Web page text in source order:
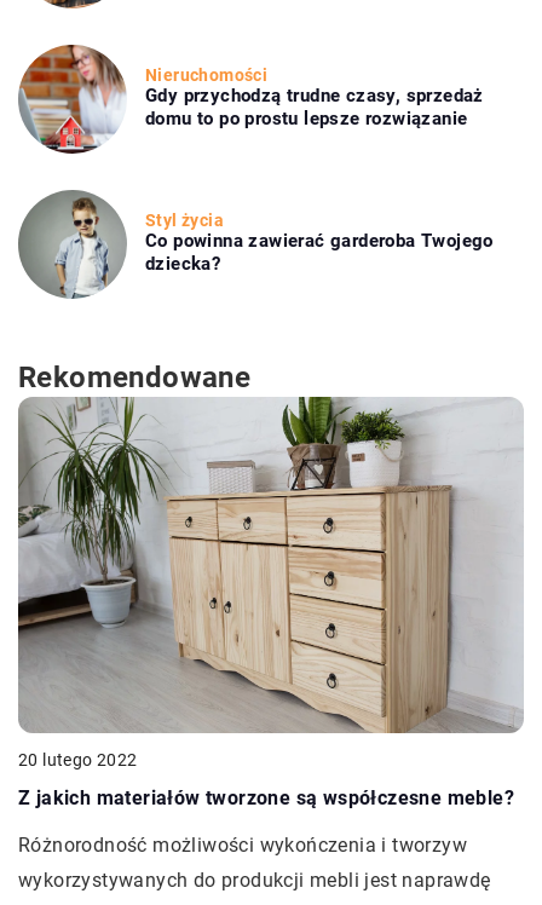
Nieruchomości
Gdy przychodzą trudne czasy, sprzedaż
domu to po prostu lepsze rozwiązanie
Styl życia
Co powinna zawierać garderoba Twojego
dziecka?
Rekomendowane
20 lutego 2022
Z jakich materiałów tworzone są współczesne meble?
Różnorodność możliwości wykończenia i tworzyw
wykorzystywanych do produkcji mebli jest naprawdę